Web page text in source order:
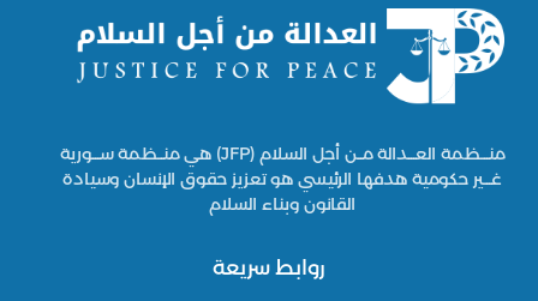
منـــظمة العـــدالة مــن أجل السلام (JFP) هي منــظمة ســـورية
غـــير حكومية هدفها الرئيسي هو تعزيز حقوق الإنسان وسيادة
القانون وبناء السلام
روابط سريعة